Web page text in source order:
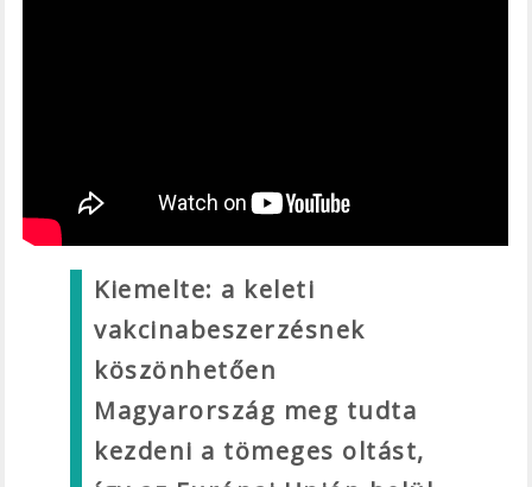
Kiemelte: a keleti
vakcinabeszerzésnek
köszönhetően
Magyarország meg tudta
kezdeni a tömeges oltást,